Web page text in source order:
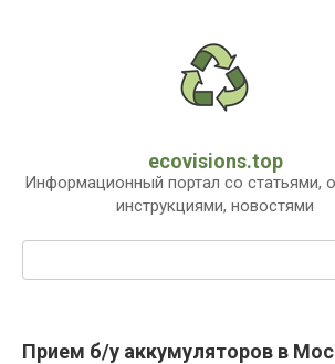
ecovisions.top
Информационный портал со статьями,
инструкциями, новостями
Прием б/у аккумуляторов в